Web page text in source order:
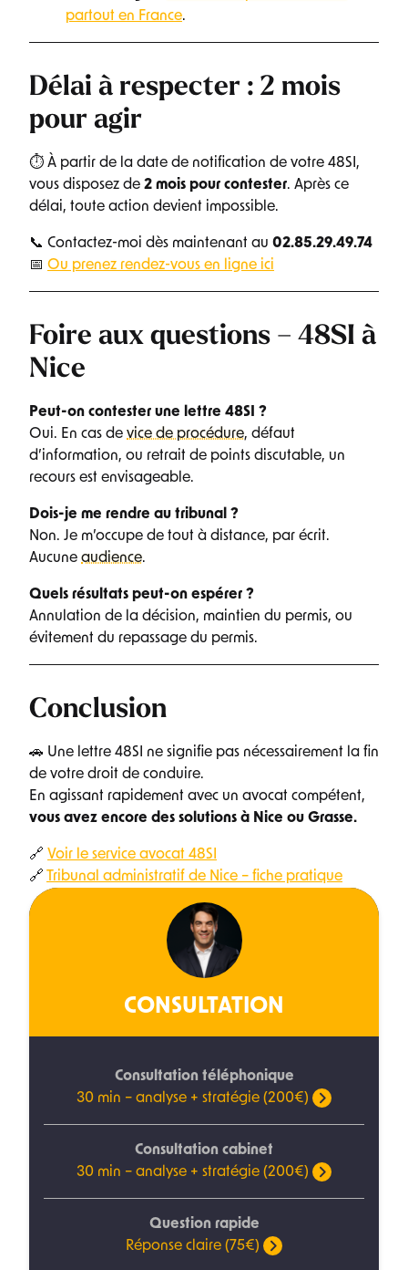
partout en France.
Délai à respecter : 2 mois
pour agir
⏱ À partir de la date de notification de votre 48SI,
vous disposez de 2 mois pour contester. Après ce
délai, toute action devient impossible.
📞 Contactez-moi dès maintenant au 02.85.29.49.74
📅 Ou prenez rendez-vous en ligne ici
Foire aux questions – 48SI à
Nice
Peut-on contester une lettre 48SI ?
Oui. En cas de vice de procédure, défaut
d’information, ou retrait de points discutable, un
recours est envisageable.
Dois-je me rendre au tribunal ?
Non. Je m’occupe de tout à distance, par écrit.
Aucune audience.
Quels résultats peut-on espérer ?
Annulation de la décision, maintien du permis, ou
évitement du repassage du permis.
Conclusion
🚗 Une lettre 48SI ne signifie pas nécessairement la fin
de votre droit de conduire.
En agissant rapidement avec un avocat compétent,
vous avez encore des solutions à Nice ou Grasse.
🔗 Voir le service avocat 48SI
🔗
Tribunal administratif de Nice – fiche pratique
CONSULTATION
Consultation téléphonique
30 min – analyse + stratégie (200€)
Consultation cabinet
30 min – analyse + stratégie (200€)
Question rapide
Réponse claire (75€)